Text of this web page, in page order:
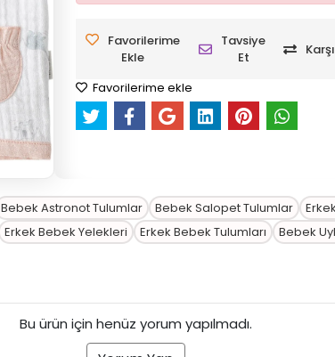
Favorilerime
Ekle
Tavsiye
Et
Favorilerime ekle
Bebek Astronot Tulumlar Bebek Salopet Tulumlar
Erkek Bebek Yelekleri Erkek Bebek Tulumları Bebek
Bu ürün için henüz yorum yapılmadı.